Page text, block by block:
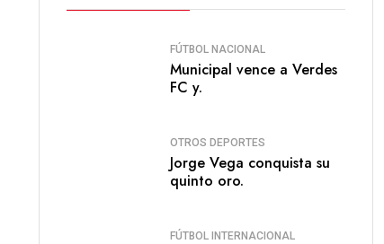
FÚTBOL NACIONAL
Municipal vence a Verdes
FC y.
OTROS DEPORTES
Jorge Vega conquista su
quinto oro.
FÚTBOL INTERNACIONAL